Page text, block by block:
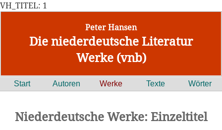
VH_TITEL: 1
Peter Hansen
Die niederdeutsche Literatur
Werke (vnb)
Start Autoren Werke Texte Wörter
Niederdeutsche Werke: Einzeltitel